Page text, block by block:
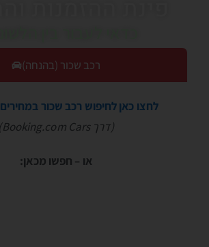
רכב שכור (בהנחה)
לחצו כאן לחיפוש רכב שכור במחירים
(דרך Booking.com Cars)
או – חפשו מכאן: